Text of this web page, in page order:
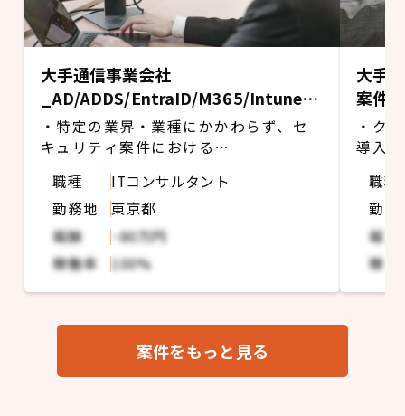
大手通信事業会社
_AD/ADDS/EntraID/M365/Intune領
域のPMもしくはSE
・特定の業界・業種にかかわらず、セ
キュリティ案件における
のPMもしくはSEの業務
・上位工程での会議ファシリテート
職種
ITコンサルタント
勤務地
東京都
報酬
~80万円
稼働率
100%
大手
案件
・ク
導入
する
・本
らリ
する
職種
勤務
報酬
稼働
案件をもっと見る